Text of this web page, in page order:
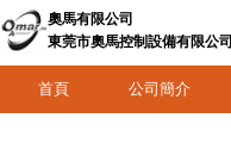
奧馬有限公司
東莞市奧馬控制設備有限公司
首頁 公司簡介